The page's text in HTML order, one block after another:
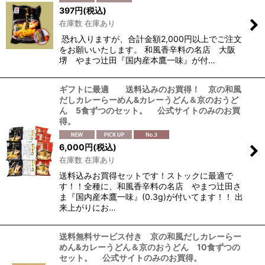
397円(税込)
在庫数 在庫あり
恐れ入りますが、合計金額2,000円以上でご注文
をお願いいたします。 和風香辛料の名店 大阪
堺 やまつ辻田『国内産本鷹一味』が付…
ギフトに最適 送料込みのお買得！ 京の和風
だしカレーらーめん&カレーうどん＆京のおうど
ん 5食ずつのセット。 公式サイトのみのお買
得。
6,000円(税込)
在庫数 在庫あり
送料込みお買得セットです！ストックに最適で
す！！全種に、和風香辛料の名店 やまつ辻田さ
ま『国内産本鷹一味』(0.3g)が付いてます！！ 出
来上がりにお…
送料無料サービス付き 京の和風だしカレーらー
めん&カレーうどん＆京のおうどん 10食ずつの
セット。 公式サイトのみのお買得。